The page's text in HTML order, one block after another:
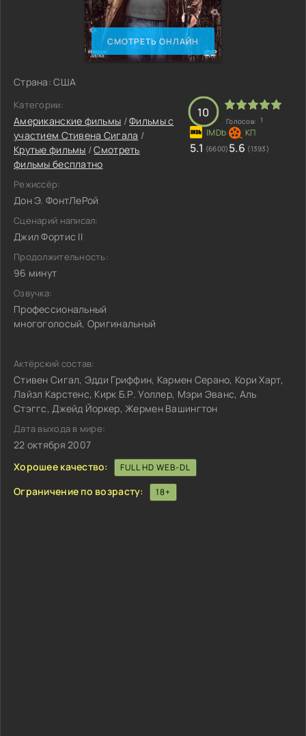
СМОТРЕТЬ ОНЛАЙН
Страна: США
Категории:
Американские фильмы /Фильмы c
участием Стивена Сигала /
Крутые фильмы /Смотреть
фильмы бесплатно
Режиссёр:
Дон Э. ФонтЛеРой
Сценарий написал:
Джил Фортис II
Продолжительность:
96 минут
Озвучка:
Профессиональный
многоголосый, Оригинальный
10
Голосов: 1
5.1 (6600) 5.6 (1393)
Актёрский состав:
Стивен Сигал, Эдди Гриффин, Кармен Серано, Кори Харт,
Лайзл Карстенс, Кирк Б.Р. Уоллер, Мэри Эванс, Аль
Стэггс, Джейд Йоркер, Жермен Вашингтон
Дата выхода в мире:
22 октября 2007
Хорошее качество:
FULL HD WEB-DL
Ограничение по возрасту: 18+